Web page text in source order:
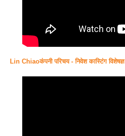
Lin Chiaoकंपनी परिचय - निवेश कास्टिंग विशेषज्ञ